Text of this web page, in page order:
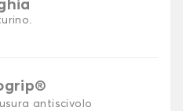
antiscivolo